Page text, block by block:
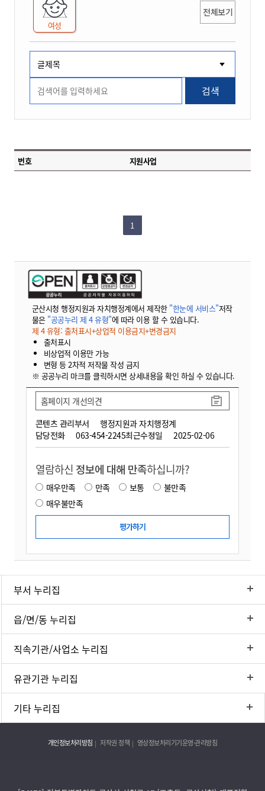
여성
전체보기
검색
번호 지원사업
1
군산시청 행정지원과 자치행정계에서 제작한 "한눈에 서비스"저작
물은 "공공누리 제 4 유형"에 따라 이용 할 수 있습니다.
제 4 유형: 출처표시+상업적 이용금지+변경금지
출처표시
비상업적 이용만 가능
변형 등 2차적 저작물 작성 금지
※ 공공누리 마크를 클릭하시면 상세내용을 확인 하실 수 있습니다.
콘텐츠 관리부서
행정지원과 자치행정계
담당전화
063-454-2245최근수정일 2025-02-06
홈페이지 개선의견
열람하신 정보에 대해 만족하십니까?
매우만족 만족 보통
불만족
매우불만족
부서 누리집
읍/면/동 누리집
직속기관/사업소 누리집
유관기관 누리집
기타 누리집
개인정보처리방침 저작권 정책 영상정보처리기기운영·관리방침